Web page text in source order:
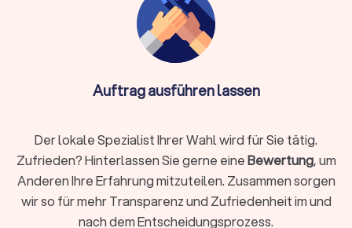
Gewerbliche Immobilien
Gewerbliche Immobilien unterliegen anderen Kriterien als
privat bewohnte Gebäude. Die richtige Gewerbeimmobilie zu
finden, zu mieten oder zu vermieten kann mit einem
werden. Dies gilt auch beim Verkauf der Gewerbeimmobilie.
Die besten Immobilienmakler in Schkeuditz
finden
Auftrag ausführen lassen
Der lokale Spezialist Ihrer Wahl wird für Sie tätig.
Zufrieden? Hinterlassen Sie gerne eineBewertung, um
Anderen Ihre Erfahrung mitzuteilen. Zusammen sorgen
wir so für mehr Transparenz und Zufriedenheit im und
nach dem Entscheidungsprozess.